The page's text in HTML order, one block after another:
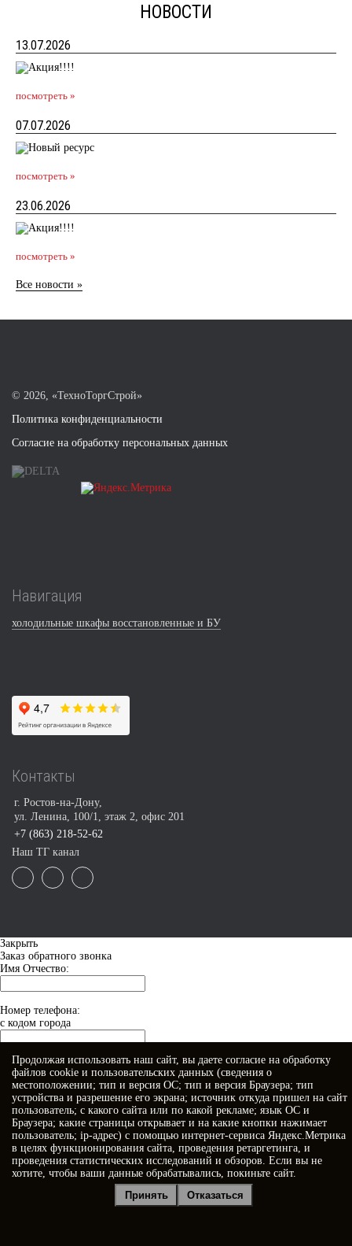
НОВОСТИ
13.07.2026
посмотреть »
07.07.2026
посмотреть »
23.06.2026
посмотреть »
Все новости »
© 2026, «ТехноТоргСтрой»
Политика конфиденциальности
Согласие на обработку персональных данных
Навигация
холодильные шкафы восстановленные и БУ
Контакты
г. Ростов-на-Дону,
ул. Ленина, 100/1, этаж 2, офис 201
+7 (863) 218-52-62
Наш ТГ канал
Закрыть
Заказ обратного звонка
Имя Отчество:
Номер телефона:
с кодом города
Когда позвонить?
Я принимаю условияПолитики конфиденциальности
согласие на обработку персональных данных
Продолжая использовать наш сайт, вы даете согласие на обработку
файлов cookie и пользовательских данных (сведения о
местоположении; тип и версия ОС; тип и версия Браузера; тип
устройства и разрешение его экрана; источник откуда пришел на сайт
пользователь; с какого сайта или по какой рекламе; язык ОС и
Браузера; какие страницы открывает и на какие кнопки нажимает
пользователь; ip-адрес) с помощью интернет-сервиса Яндекс.Метрика
в целях функционирования сайта, проведения ретаргетинга, и
проведения статистических исследований и обзоров. Если вы не
хотите, чтобы ваши данные обрабатывались, покиньте сайт.
Принять
Отказаться